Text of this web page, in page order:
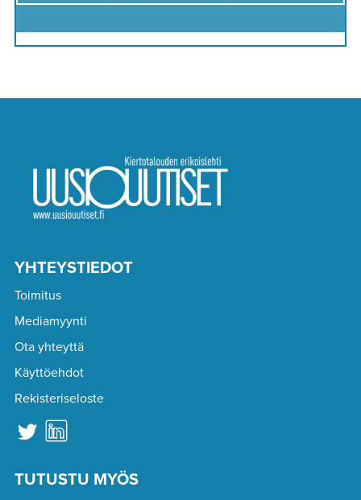
YHTEYSTIEDOT
Toimitus
Mediamyynti
Ota yhteyttä
Käyttöehdot
Rekisteriseloste
TUTUSTU MYÖS